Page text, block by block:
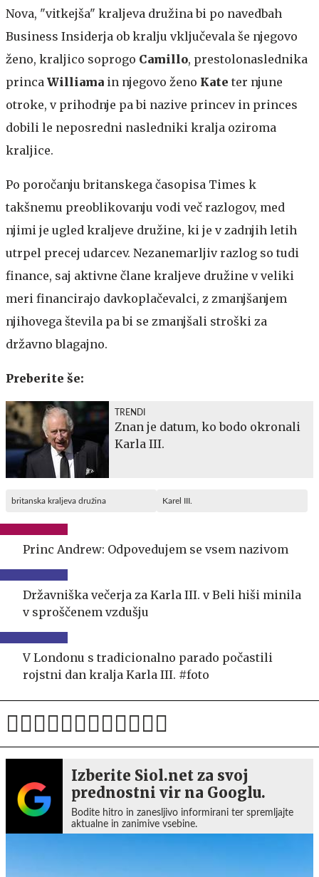
Nova, "vitkejša" kraljeva družina bi po navedbah
Business Insiderja ob kralju vključevala še njegovo
ženo, kraljico soprogo Camillo, prestolonaslednika
princa Williama in njegovo ženo Kate ter njune
otroke, v prihodnje pa bi nazive princev in princes
dobili le neposredni nasledniki kralja oziroma
kraljice.
Po poročanju britanskega časopisa Times k
takšnemu preoblikovanju vodi več razlogov, med
njimi je ugled kraljeve družine, ki je v zadnjih letih
utrpel precej udarcev. Nezanemarljiv razlog so tudi
finance, saj aktivne člane kraljeve družine v veliki
meri financirajo davkoplačevalci, z zmanjšanjem
njihovega števila pa bi se zmanjšali stroški za
državno blagajno.
Preberite še:
TRENDI
Znan je datum, ko bodo okronali
Karla III.
britanska kraljeva družina Karel III.
Princ Andrew: Odpovedujem se vsem nazivom
Državniška večerja za Karla III. v Beli hiši minila
v sproščenem vzdušju
V Londonu s tradicionalno parado počastili
rojstni dan kralja Karla III. #foto
Izberite Siol.net za svoj
prednostni vir na Googlu.
Bodite hitro in zanesljivo informirani ter spremljajte
aktualne in zanimive vsebine.